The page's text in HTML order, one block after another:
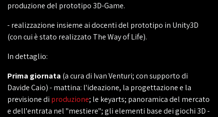
produzione del prototipo 3D-Game.
- realizzazione insieme ai docenti del prototipo in Unity3D
(con cui è stato realizzato The Way of Life).
In dettaglio:
Prima giornata (a cura di Ivan Venturi; con supporto di
Davide Caio) - mattina: l'ideazione, la progettazione e la
previsione di produzione; le keyarts; panoramica del mercato
e dell'entrata nel "mestiere"; gli elementi base dei giochi 3D -